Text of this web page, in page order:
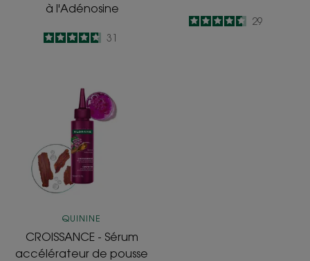
à l'Adénosine
4.7
/
5
31
4.6
/
5
29
-
Sérum
accélérateur
de
pousse
intense
QUININE
CROISSANCE - Sérum
accélérateur de pousse